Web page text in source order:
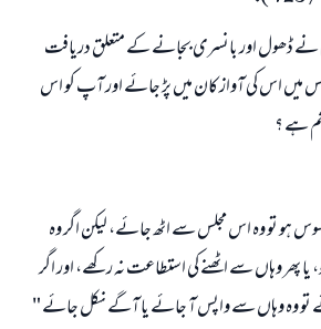
نے ڈھول اور بانسرى بجانے كے متعلق دريافت
مجلس ميں اس كى آواز كان ميں پڑ جائے اور آپ كو اس
ہے ؟
ہو تو وہ اس مجلس سے اٹھ جائے، ليكن اگر وہ
يا پھر وہاں سے اٹھنے كى استطاعت نہ ركھے، اور اگر
تو وہ وہاں سے واپس آ جائے يا آگے نكل جائے "